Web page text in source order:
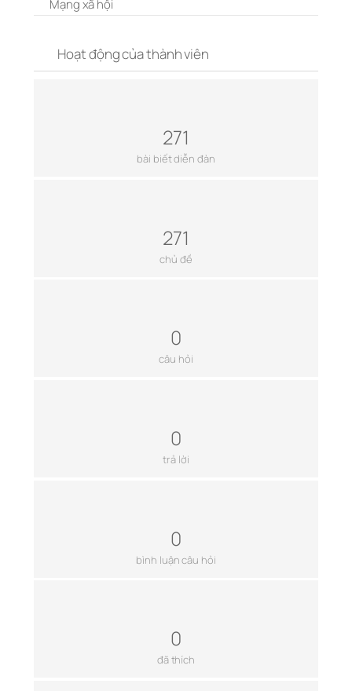
Mạng xã hội
Hoạt động của thành viên
271
bài biết diễn đàn
271
chủ đề
0
câu hỏi
0
trả lời
0
bình luận câu hỏi
0
đã thích